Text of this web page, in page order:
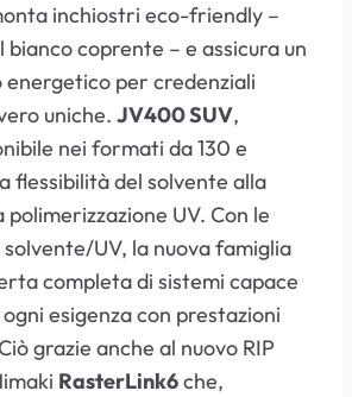
inchiostri eco-friendly –
bianco coprente – e assicura un
per credenziali
uniche. JV400 SUV,
nei formati da 130 e
flessibilità del solvente alla
polimerizzazione UV. Con le
UV, la nuova famiglia
completa di sistemi capace
esigenza con prestazioni
grazie anche al nuovo RIP
RasterLink6che,